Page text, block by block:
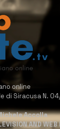
online
di Siracusa N.
Accolla
AND WEB